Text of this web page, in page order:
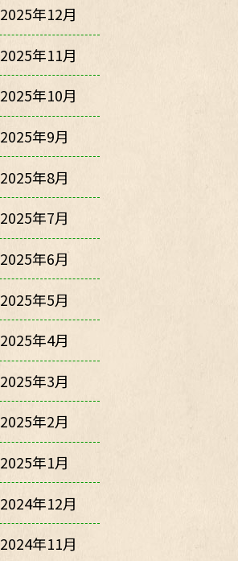
2025年12月
2025年11月
2025年10月
2025年9月
2025年8月
2025年7月
2025年6月
2025年5月
2025年4月
2025年3月
2025年2月
2025年1月
2024年12月
2024年11月